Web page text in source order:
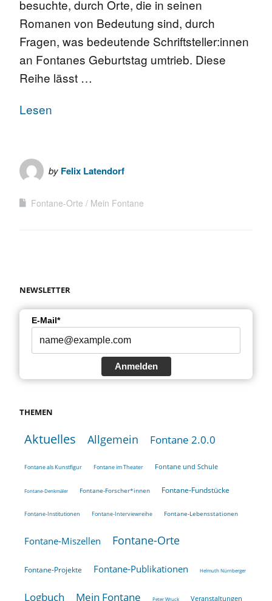
besuchte, durch Orte, die in seinen
Romanen von Bedeutung sind, durch
Fragen, was bedeutende Schriftsteller:innen
an Fontanes Geburtstag umtrieb. Diese
Reihe lässt …
Lesen
by Felix Latendorf
Fontane-Orte Mein Fontane
NEWSLETTER
E-Mail*
Anmelden
THEMEN
Aktuelles Allgemein Fontane 2.0.0
Fontane als Kunstfigur Fontane im Theater Fontane und Schule
Fontane-Denkmäler Fontane-Forscher*innen Fontane-Fundstücke
Fontane-Institutionen Fontane-Interviewreihe Fontane-Lebensstationen
Fontane-Miszellen Fontane-Orte
Fontane-Projekte Fontane-Publikationen Helmuth Nürnberger
Logbuch Mein Fontane Peter Wruck Veranstaltungen